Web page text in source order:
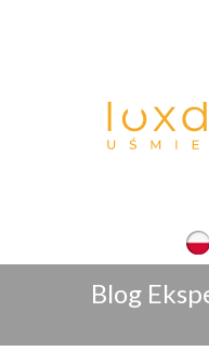
Blog